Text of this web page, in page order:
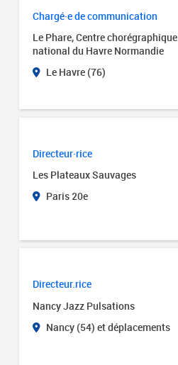
Chargé·e de communication
Le Phare, Centre chorégraphique
national du Havre Normandie
Le Havre (76)
Directeur·rice
Les Plateaux Sauvages
Paris 20e
Directeur.rice
Nancy Jazz Pulsations
Nancy (54) et déplacements